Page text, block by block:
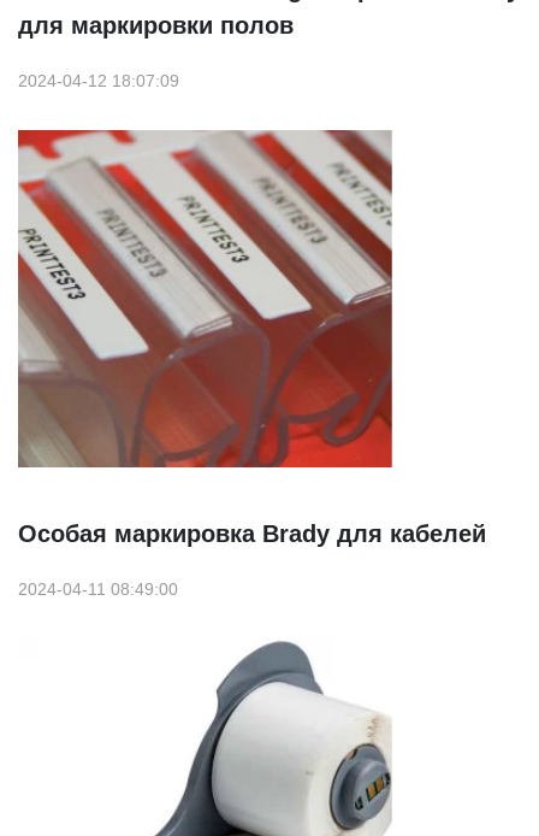
для маркировки полов
2024-04-12 18:07:09
Особая маркировка Brady для кабелей
2024-04-11 08:49:00